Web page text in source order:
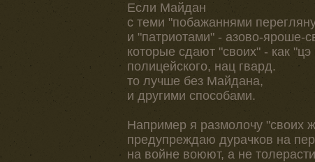
Если Майдан
с теми "побажаннями
и "патриотами" - азово-яроше-
которые сдают "своих" - как "цэ
полицейского, нац гвард.
то лучше без Майдана,
и другими способами.
Например я размолочу "своих
предупреждаю дурачков на
на войне воюют, а не